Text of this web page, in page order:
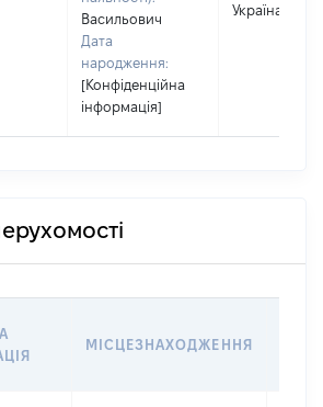
Васильович
Дата
народження:
[Конфіденційна
інформація]
Україна
МІСЦЕЗНАХОДЖЕННЯ